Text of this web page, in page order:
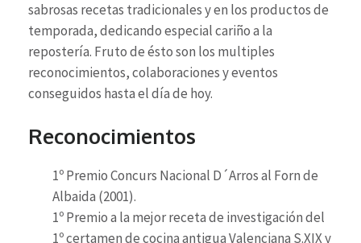
sabrosas recetas tradicionales y en los productos de
temporada, dedicando especial cariño a la
repostería. Fruto de ésto son los multiples
reconocimientos, colaboraciones y eventos
conseguidos hasta el día de hoy.
Reconocimientos
1º Premio Concurs Nacional D´Arros al Forn de
Albaida (2001).
1º Premio a la mejor receta de investigación del
1º certamen de cocina antigua Valenciana S.XIX y